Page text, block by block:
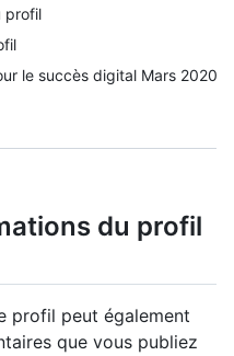
profil
le succès digital Mars 2020
du profil
profil peut également
que vous publiez